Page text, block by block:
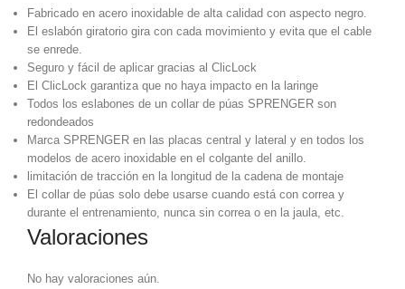
Fabricado en acero inoxidable de alta calidad con aspecto negro.
El eslabón giratorio gira con cada movimiento y evita que el cable
se enrede.
Seguro y fácil de aplicar gracias al ClicLock
El ClicLock garantiza que no haya impacto en la laringe
Todos los eslabones de un collar de púas SPRENGER son
redondeados
Marca SPRENGER en las placas central y lateral y en todos los
modelos de acero inoxidable en el colgante del anillo.
limitación de tracción en la longitud de la cadena de montaje
El collar de púas solo debe usarse cuando está con correa y
durante el entrenamiento, nunca sin correa o en la jaula, etc.
Valoraciones
No hay valoraciones aún.